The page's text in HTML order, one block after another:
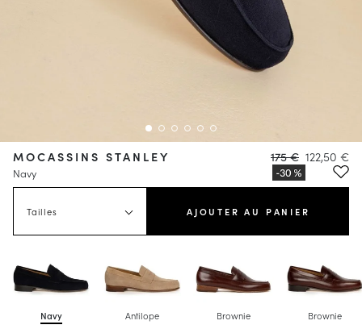
MOCASSINS STANLEY
Navy
175 € 122,50 €
Tailles AJOUTER AU PANIER
Navy Antilope Brownie Brownie